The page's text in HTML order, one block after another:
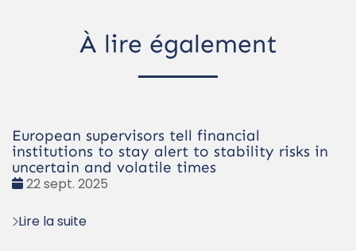
À lire également
European supervisors tell financial
institutions to stay alert to stability risks in
uncertain and volatile times
Date
22 sept. 2025
Lire la suite